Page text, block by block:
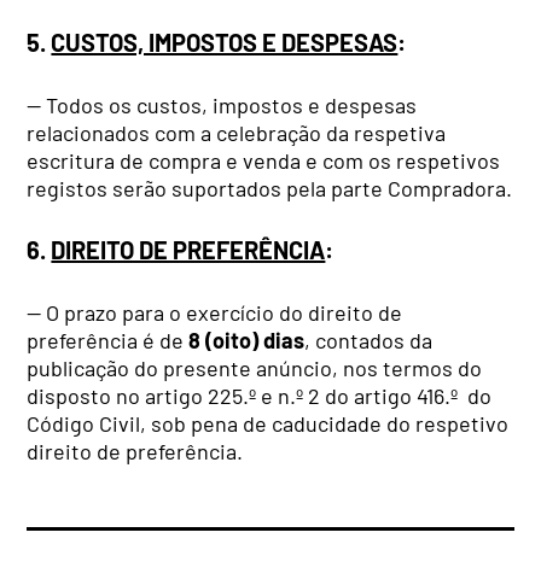
5. CUSTOS, IMPOSTOS E DESPESAS:
— Todos os custos, impostos e despesas
relacionados com a celebração da respetiva
escritura de compra e venda e com os respetivos
registos serão suportados pela parte Compradora.
6. DIREITO DE PREFERÊNCIA:
— O prazo para o exercício do direito de
preferência é de8 (oito) dias, contados da
publicação do presente anúncio, nos termos do
disposto no artigo 225.º e n.º 2 do artigo 416.º do
Código Civil, sob pena de caducidade do respetivo
direito de preferência.